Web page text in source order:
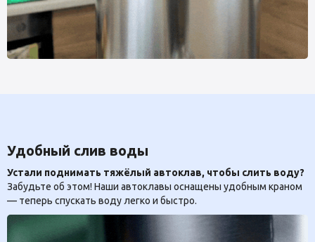
Удобный слив воды
Устали поднимать тяжёлый автоклав, чтобы слить воду?
Забудьте об этом! Наши автоклавы оснащены удобным краном
— теперь спускать воду легко и быстро.